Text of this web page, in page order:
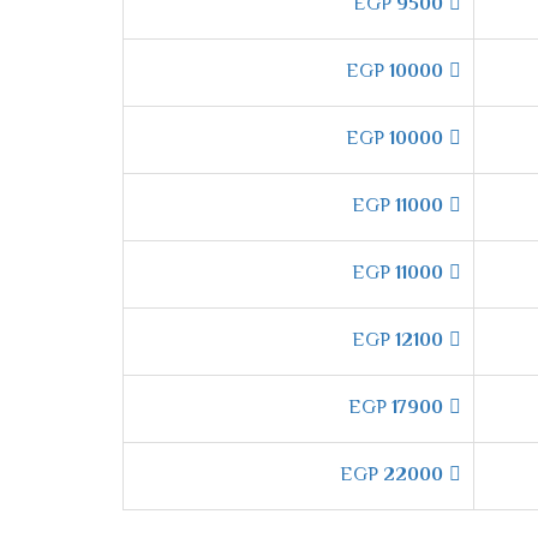
تقل كفاءته .
أفضل انواع الدهانات التى تحافظ عليها وعلى
هواء بارد مكيف فى أسرع وقت عند تشغيل
درجة من الهواء بشكل تدريجى ليكون مناسب
10000
10000
11000
11000
12100
17900
22000